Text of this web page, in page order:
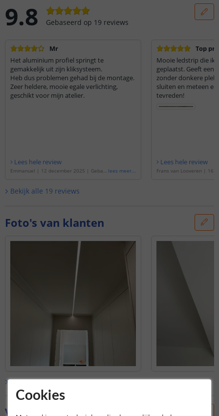
9.8 Gebaseerd op 19 reviews
Mr
Het aluminium profiel springt te
gemakkelijk uit zijn kliksysteem.
Heb dus problemen gehad bij de montage.
Zeer heldere, mooie egale verlichting,
geschikt voor mijn atelier.
Lees hele review
Emmanuel | 12 december 2025 | Gebas
lees meer...
Top
Mooie ledstrip die ik
geplaatst. Geeft een
zonder donkere
sluiten en meteen
tevreden!
Lees hele review
Frans van Looveren | 16
Bekijk alle 19 reviews
Foto's van klanten
Vraag & antwoord
Cookies